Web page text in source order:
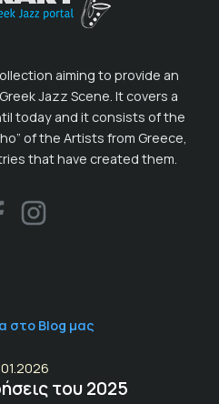
aiming to provide an
Jazz Scene. It covers a
today and it consists of the
of the Artists from Greece,
that have created them.
στο Blog μας
του 2025